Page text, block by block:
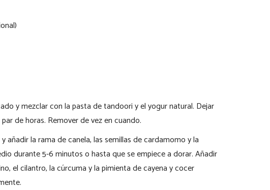
y mezclar con la pasta de tandoori y el yogur natural. Dejar
de horas. Remover de vez en cuando.
añadir la rama de canela, las semillas de cardamomo y la
durante 5-6 minutos o hasta que se empiece a dorar. Añadir
el cilantro, la cúrcuma y la pimienta de cayena y cocer